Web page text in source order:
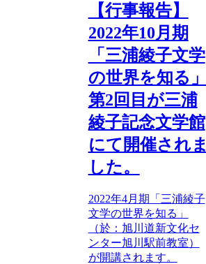
【行事報告】
2022年10月期
「三浦綾子文学
の世界を知る」
第2回目が三浦
綾子記念文学館
にて開催されま
した。
2022年4月期「三浦綾子
文学の世界を知る」
（於：旭川道新文化セ
ンター旭川駅前教室）
が開講されます。